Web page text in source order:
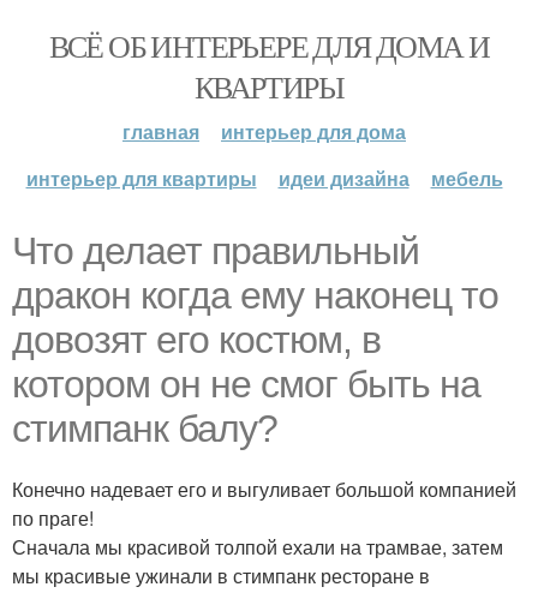
ВСЁ ОБ ИНТЕРЬЕРЕ ДЛЯ ДОМА И
КВАРТИРЫ
главная
интерьер для дома
интерьер для квартиры
идеи дизайна мебель
Что делает правильный
дракон когда ему наконец то
довозят его костюм, в
котором он не смог быть на
стимпанк балу?
Конечно надевает его и выгуливает большой компанией
по праге!
Сначала мы красивой толпой ехали на трамвае, затем
мы красивые ужинали в стимпанк ресторане в